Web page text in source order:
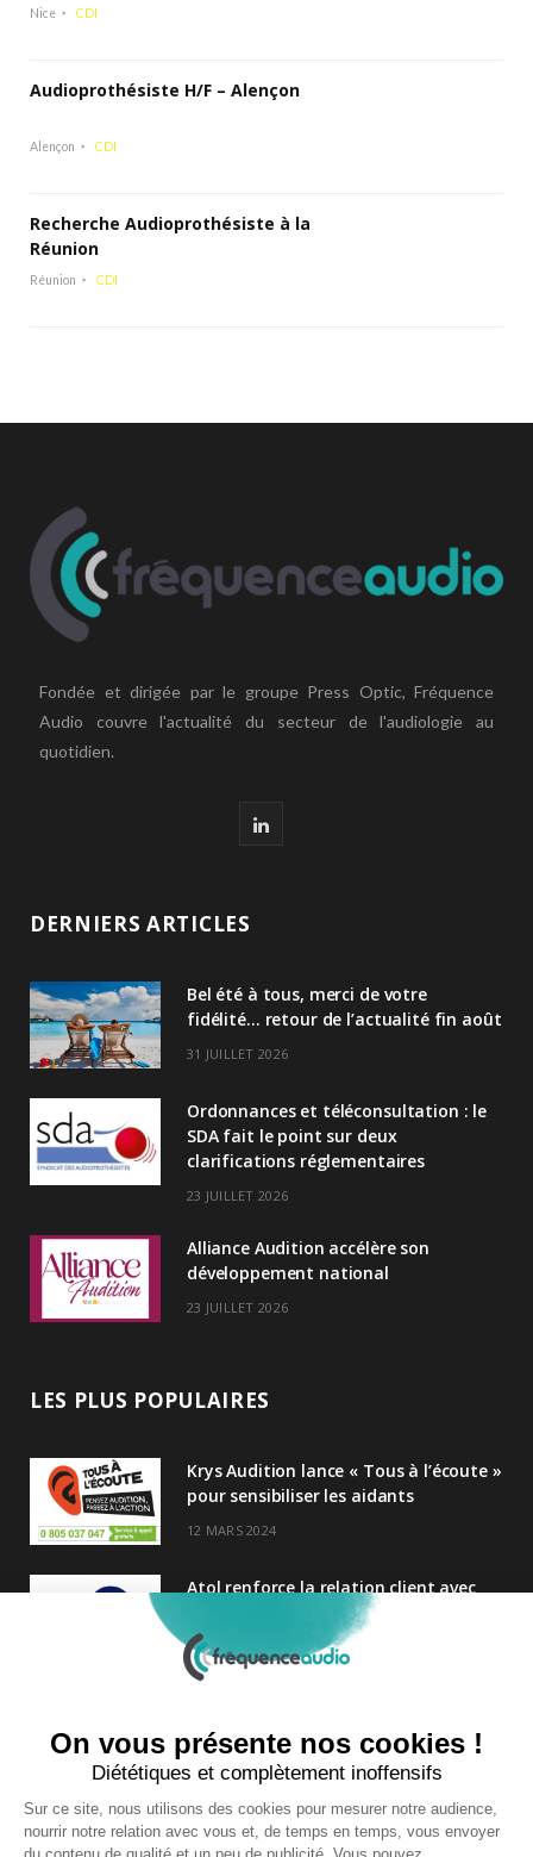
Nice CDI
Audioprothésiste H/F – Alençon
Alençon CDI
Recherche Audioprothésiste à la
Réunion
Réunion CDI
Fondée et dirigée par le groupe Press Optic, Fréquence
Audio couvre l'actualité du secteur de l'audiologie au
quotidien.
L
e
n
DERNIERS ARTICLES
Bel été à tous, merci de votre
fidélité… retour de l’actualité fin août
31 JUILLET 2026
Ordonnances et téléconsultation : le
SDA fait le point sur deux
clarifications réglementaires
23 JUILLET 2026
Alliance Audition accélère son
développement national
23 JUILLET 2026
LES PLUS POPULAIRES
Krys Audition lance « Tous à l’écoute »
pour sensibiliser les aidants
12 MARS 2024
Atol renforce la relation client avec
une nouvelle campagne axée sur la
satisfaction
25 FÉVRIER 2025
Audition Conseil
27 MARS 2024